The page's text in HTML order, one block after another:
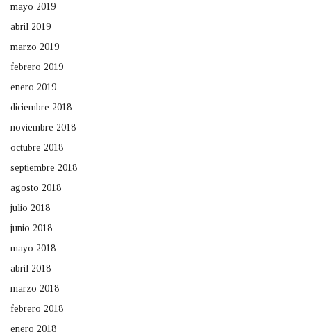
mayo 2019
abril 2019
marzo 2019
febrero 2019
enero 2019
diciembre 2018
noviembre 2018
octubre 2018
septiembre 2018
agosto 2018
julio 2018
junio 2018
mayo 2018
abril 2018
marzo 2018
febrero 2018
enero 2018